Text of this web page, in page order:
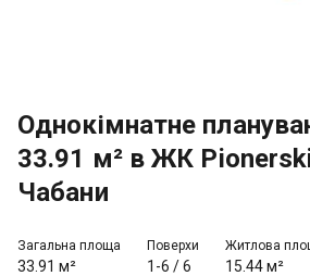
Однокімнатне
33.91 м² в ЖК
Чабани
Загальна площа
33.91 м²
Поверхи
1-6 /6
Житлова
15.44 м²